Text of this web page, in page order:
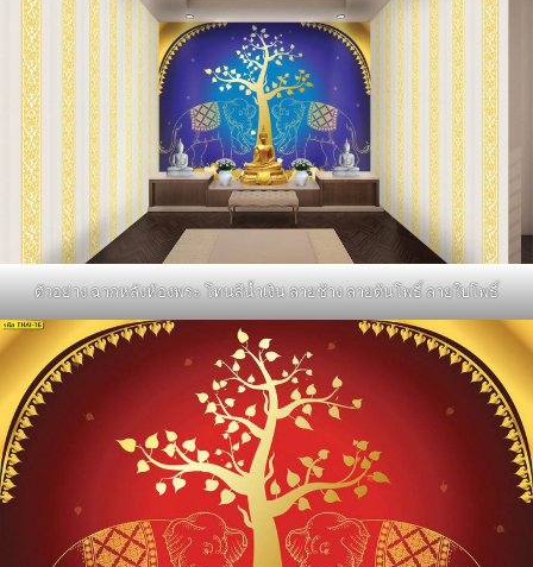
ตัวอย่าง ฉากหลังห้องพระ โทนสีน้ำเงิน ลายช้าง ลายต้นโพธิ์ ลายใบโพธิ์